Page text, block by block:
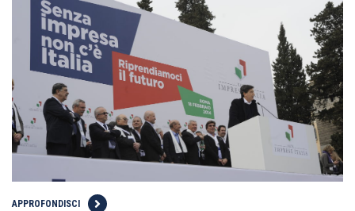
APPROFONDISCI